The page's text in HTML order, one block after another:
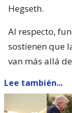
Hegseth.
Al respecto,
sostienen que
van más allá
Lee también...